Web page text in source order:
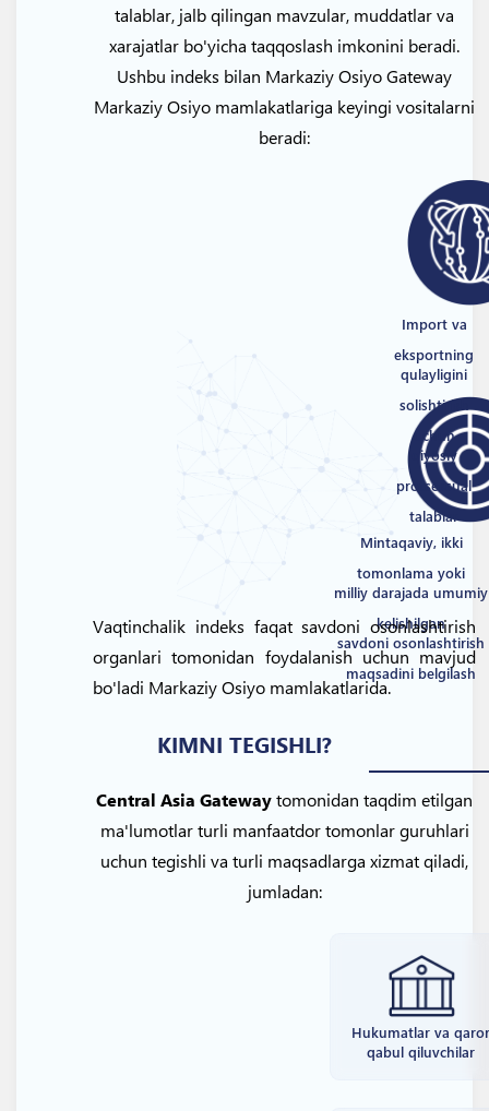
talablar, jalb qilingan mavzular, muddatlar va
xarajatlar bo'yicha taqqoslash imkonini beradi.
Ushbu indeks bilan Markaziy Osiyo Gateway
Markaziy Osiyo mamlakatlariga keyingi vositalarni
beradi:
Import va
eksportning
qulayligini
solishtirish
uchun
qiyosiy
protsessual
talablar
Mintaqaviy, ikki
tomonlama yoki
milliy darajada umumiy
kelishilgan
savdoni osonlashtirish
maqsadini belgilash
Vaqtinchalik indeks faqat savdoni osonlashtirish
organlari tomonidan foydalanish uchun mavjud
bo'ladi Markaziy Osiyo mamlakatlarida.
KIMNI TEGISHLI?
Central Asia Gatewaytomonidan taqdim etilgan
ma'lumotlar turli manfaatdor tomonlar guruhlari
uchun tegishli va turli maqsadlarga xizmat qiladi,
jumladan:
Hukumatlar va qaror
qabul qiluvchilar